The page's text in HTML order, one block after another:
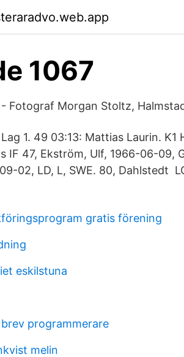
1067
Fotograf Morgan Stoltz,
1. 49 03:13: Mattias Laurin. K1
IF 47, Ekström, Ulf, 1966-06-09,
02, LD, L, SWE. 80, Dahlstedt
gratis förening
eskilstuna
programmerare
melin